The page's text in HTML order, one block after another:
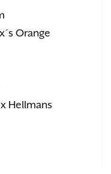
Orange
Hellmans